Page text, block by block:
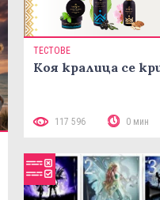
ТЕСТОВЕ
Коя кралица се
117 596 0 мин